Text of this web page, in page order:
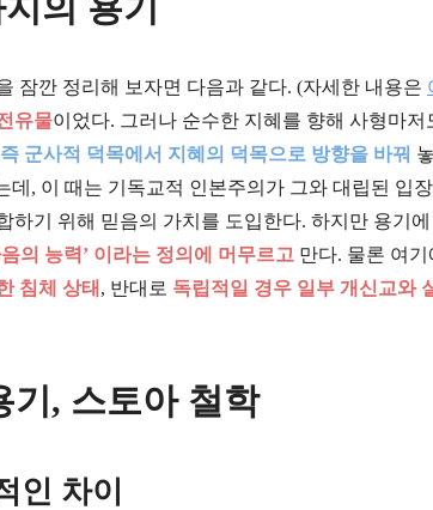
잠깐 정리해 보자면 다음과 같다. (자세한 내용은
유물이었다. 그러나 순수한 지혜를 향해 사형마저
군사적 덕목에서 지혜의 덕목으로 방향을 바꿔
데, 이 때는 기독교적 인본주의가 그와 대립된 입
하기 위해 믿음의 가치를 도입한다. 하지만 용기
의 능력’ 이라는 정의에 머무르고 만다. 물론 여
침체 상태 , 반대로 독립적일 경우 일부 개신교와
기, 스토아 철학
인 차이